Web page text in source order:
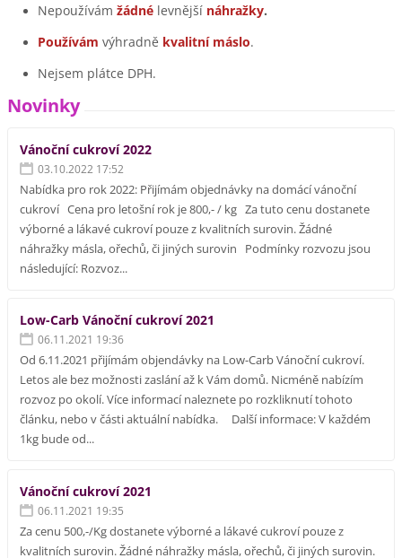
Nepoužívámžádné levnější náhražky.
Používámvýhradně kvalitní máslo.
Nejsem plátce DPH.
Novinky
Vánoční cukroví 2022
03.10.2022 17:52
Nabídka pro rok 2022: Přijímám objednávky na domácí vánoční
cukroví Cena pro letošní rok je 800,- / kg Za tuto cenu dostanete
výborné a lákavé cukroví pouze z kvalitních surovin. Žádné
náhražky másla, ořechů, či jiných surovin Podmínky rozvozu jsou
následující: Rozvoz...
Low-Carb Vánoční cukroví 2021
06.11.2021 19:36
Od 6.11.2021 přijímám objendávky na Low-Carb Vánoční cukroví.
Letos ale bez možnosti zaslání až k Vám domů. Nicméně nabízím
rozvoz po okolí. Více informací naleznete po rozkliknutí tohoto
článku, nebo v části aktuální nabídka. Další informace: V každém
1kg bude od...
Vánoční cukroví 2021
06.11.2021 19:35
Za cenu 500,-/Kg dostanete výborné a lákavé cukroví pouze z
kvalitních surovin. Žádné náhražky másla, ořechů, či jiných surovin.